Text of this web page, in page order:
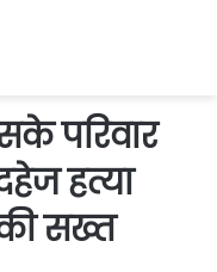
परिवार
हत्या
सख्त